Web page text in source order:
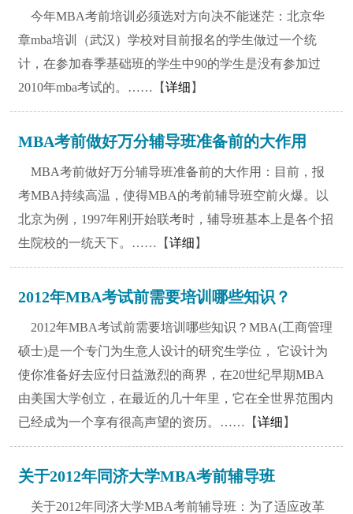
今年MBA考前培训必须选对方向决不能迷茫：北京华
章mba培训（武汉）学校对目前报名的学生做过一个统
计，在参加春季基础班的学生中90的学生是没有参加过
2010年mba考试的。……【详细 】
MBA考前做好万分辅导班准备前的大作用
MBA考前做好万分辅导班准备前的大作用：目前，报
考MBA持续高温，使得MBA的考前辅导班空前火爆。以
北京为例，1997年刚开始联考时，辅导班基本上是各个招
生院校的一统天下。……【详细 】
2012年MBA考试前需要培训哪些知识？
2012年MBA考试前需要培训哪些知识？MBA(工商管理
硕士)是一个专门为生意人设计的研究生学位， 它设计为
使你准备好去应付日益激烈的商界，在20世纪早期MBA
由美国大学创立，在最近的几十年里，它在全世界范围内
已经成为一个享有很高声望的资历。……【详细 】
关于2012年同济大学MBA考前辅导班
关于2012年同济大学MBA考前辅导班：为了适应改革